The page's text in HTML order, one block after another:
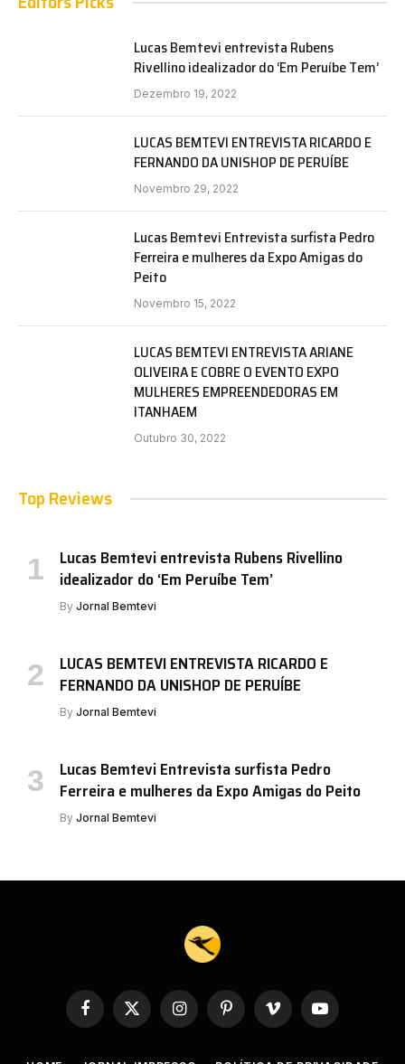
Lucas Bemtevi entrevista Rubens
Rivellino idealizador do ‘Em Peruíbe Tem’
Dezembro 19, 2022
LUCAS BEMTEVI ENTREVISTA RICARDO E
FERNANDO DA UNISHOP DE PERUÍBE
Novembro 29, 2022
Lucas Bemtevi Entrevista surfista Pedro
Ferreira e mulheres da Expo Amigas do
Peito
Novembro 15, 2022
LUCAS BEMTEVI ENTREVISTA ARIANE
OLIVEIRA E COBRE O EVENTO EXPO
MULHERES EMPREENDEDORAS EM
ITANHAEM
Outubro 30, 2022
Top Reviews
Lucas Bemtevi entrevista Rubens Rivellino
idealizador do ‘Em Peruíbe Tem’
By Jornal Bemtevi
LUCAS BEMTEVI ENTREVISTA RICARDO E
FERNANDO DA UNISHOP DE PERUÍBE
By Jornal Bemtevi
Lucas Bemtevi Entrevista surfista Pedro
Ferreira e mulheres da Expo Amigas do Peito
By Jornal Bemtevi
Facebook
X
(Twitter)
InstagramPinterestVimeo YouTube